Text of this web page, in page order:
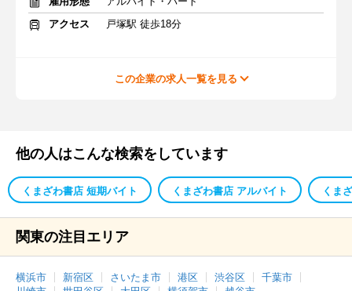
アクセス
戸塚駅 徒歩18分
この企業の求人一覧を見る
他の人はこんな検索をしています
くまざわ書店 短期バイト くまざわ書店 アルバイト くま
関東の注目エリア
横浜市 新宿区 さいたま市 港区 渋谷区
千葉市